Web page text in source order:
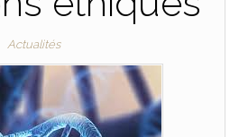
Actualités